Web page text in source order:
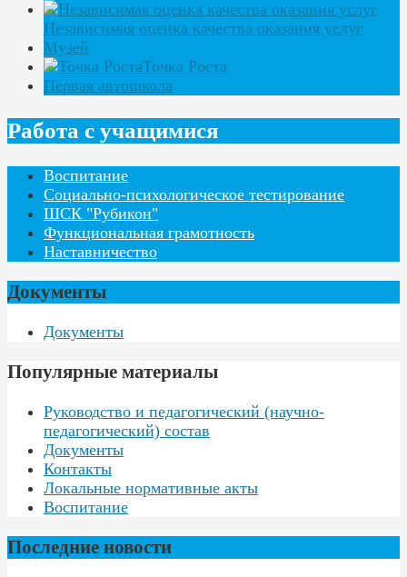
Независимая оценка качества оказания услуг
Музей
Точка Роста
Первая автошкола
Работа с учащимися
Воспитание
Социально-психологическое тестирование
ШСК "Рубикон"
Функциональная грамотность
Наставничество
Документы
Документы
Популярные материалы
Руководство и педагогический (научно-
педагогический) состав
Документы
Контакты
Локальные нормативные акты
Воспитание
Последние новости